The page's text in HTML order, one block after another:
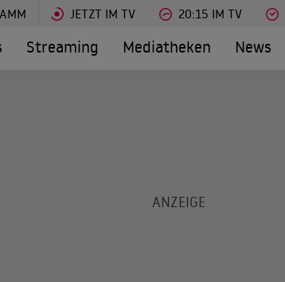
JETZT IM TV 20:15 IM TV
Streaming Mediatheken News